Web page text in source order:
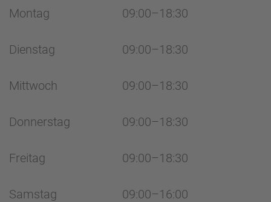
Montag 09:00–18:30
Dienstag 09:00–18:30
Mittwoch 09:00–18:30
Donnerstag 09:00–18:30
Freitag 09:00–18:30
Samstag 09:00–16:00